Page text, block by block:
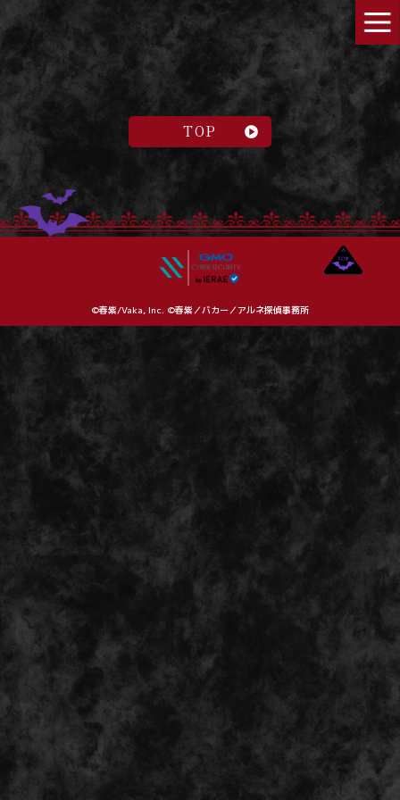
TOP
©春紫/Vaka, Inc. ©春紫／バカー／アルネ探偵事務所